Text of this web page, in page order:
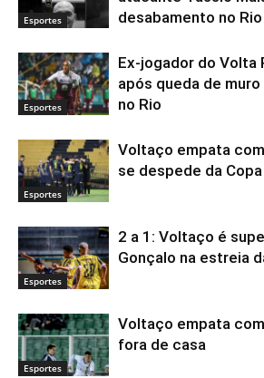
Esportes
desabamento no Rio
Esportes
Ex-jogador do Volta
após queda de
no Rio
Esportes
Voltaço empata
se despede da Copa
Esportes
2 a 1: Voltaço é
Gonçalo na estreia
Esportes
Voltaço empata
fora de casa